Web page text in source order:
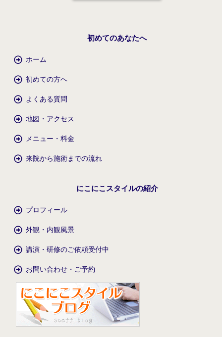
初めてのあなたへ
ホーム
初めての方へ
よくある質問
地図・アクセス
メニュー・料金
来院から施術までの流れ
にこにこスタイルの紹介
プロフィール
外観・内観風景
講演・研修のご依頼受付中
お問い合わせ・ご予約